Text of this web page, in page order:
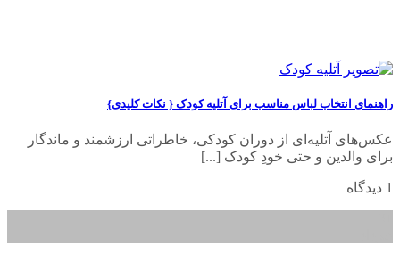
راهنمای انتخاب لباس مناسب برای آتلیه کودک { نکات کلیدی}
عکس‌های آتلیه‌ای از دوران کودکی، خاطراتی ارزشمند و ماندگار
برای والدین و حتی خودِ کودک [...]
1 دیدگاه